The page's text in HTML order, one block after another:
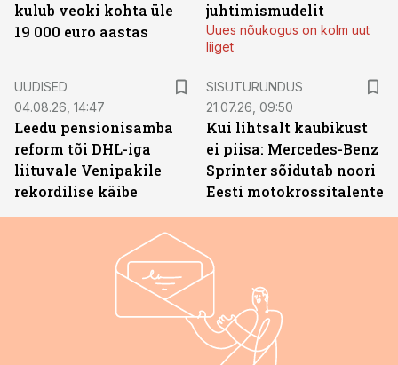
kulub veoki kohta üle
19 000 euro aastas
juhtimismudelit
Uues nõukogus on kolm uut
liiget
UUDISED
04.08.26, 14:47
Leedu pensionisamba
reform tõi DHL-iga
liituvale Venipakile
rekordilise käibe
SISUTURUNDUS
21.07.26, 09:50
Kui lihtsalt kaubikust
ei piisa: Mercedes-Benz
Sprinter sõidutab noori
Eesti motokrossitalente